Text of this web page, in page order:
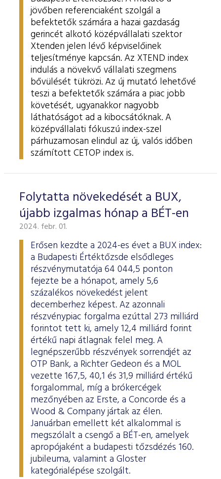
jövőben referenciaként szolgál a
befektetők számára a hazai gazdaság
gerincét alkotó középvállalati szektor
Xtenden jelen lévő képviselőinek
teljesítménye kapcsán. Az XTEND index
indulás a növekvő vállalati szegmens
bővülését tükrözi. Az új mutató lehetővé
teszi a befektetők számára a piac jobb
követését, ugyanakkor nagyobb
láthatóságot ad a kibocsátóknak. A
középvállalati fókuszú index-szel
párhuzamosan elindul az új, valós időben
számított CETOP index is.
Folytatta növekedését a BUX,
újabb izgalmas hónap a BÉT-en
2024. febr. 01.
Erősen kezdte a 2024-es évet a BUX index:
a Budapesti Értéktőzsde elsődleges
részvénymutatója 64 044,5 ponton
fejezte be a hónapot, amely 5,6
százalékos növekedést jelent
decemberhez képest. Az azonnali
részvénypiac forgalma ezúttal 273 milliárd
forintot tett ki, amely 12,4 milliárd forint
értékű napi átlagnak felel meg. A
legnépszerűbb részvények sorrendjét az
OTP Bank, a Richter Gedeon és a MOL
vezette 167,5, 40,1 és 31,9 milliárd értékű
forgalommal, míg a brókercégek
mezőnyében az Erste, a Concorde és a
Wood & Company jártak az élen.
Januárban emellett két alkalommal is
megszólalt a csengő a BÉT-en, amelyek
apropójaként a budapesti tőzsdézés 160.
jubileuma, valamint a Gloster
kategórialépése szolgált.